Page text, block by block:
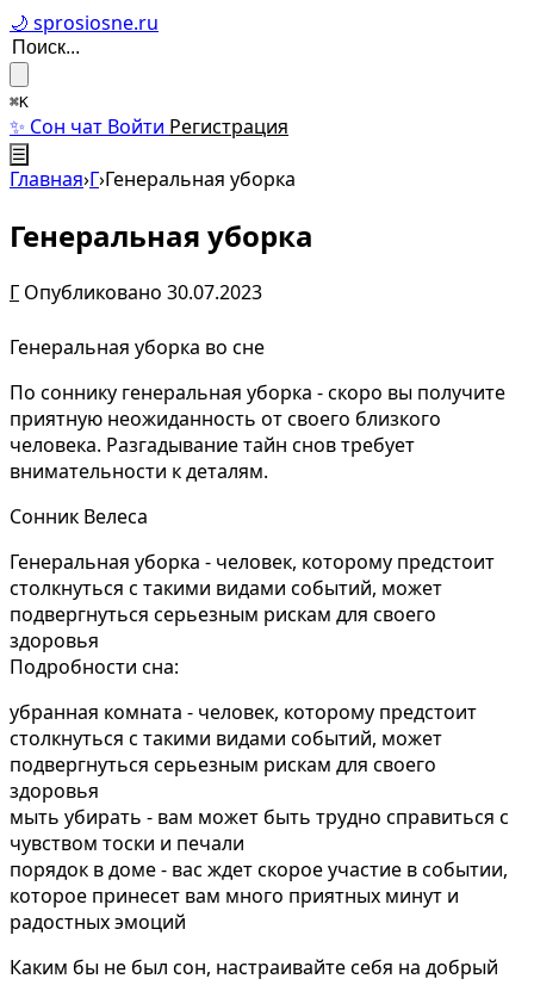
🌙 sprosiosne.ru
⌘K
✨ Сон чат Войти Регистрация
☰
Главная›Г›Генеральная уборка
Генеральная уборка
Г Опубликовано 30.07.2023
Генеральная уборка во сне
По соннику генеральная уборка - скоро вы получите
приятную неожиданность от своего близкого
человека. Разгадывание тайн снов требует
внимательности к деталям.
Сонник Велеса
Генеральная уборка - человек, которому предстоит
столкнуться с такими видами событий, может
подвергнуться серьезным рискам для своего
здоровья
Подробности сна:
убранная комната - человек, которому предстоит
столкнуться с такими видами событий, может
подвергнуться серьезным рискам для своего
здоровья
мыть убирать - вам может быть трудно справиться с
чувством тоски и печали
порядок в доме - вас ждет скорое участие в событии,
которое принесет вам много приятных минут и
радостных эмоций
Каким бы не был сон, настраивайте себя на добрый